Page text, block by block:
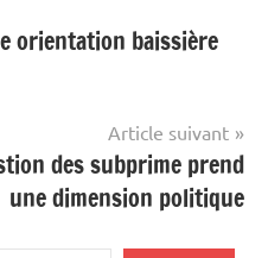
orientation baissière
Article suivant
des subprime prend
une dimension politique